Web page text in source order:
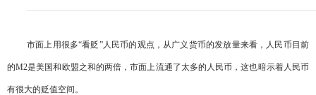
市面上用很多“看贬”人民币的观点，从广义货币的发放量来看，人民币目前
的M2是美国和欧盟之和的两倍，市面上流通了太多的人民币，这也暗示着人民币
有很大的贬值空间。